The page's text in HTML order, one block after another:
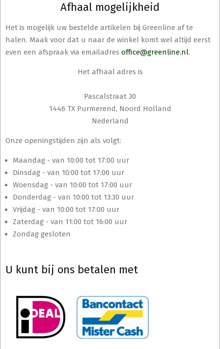
Afhaal mogelijkheid
Het is mogelijk uw bestelde artikelen bij Greenline af te
halen. Maak voor dat u naar de winkel komt wel altijd eerst
even een afspraak via emailadres office@greenline.nl.
Het afhaal adres is
Pascalstraat 30
1446 TX Purmerend, Noord Holland
Nederland
Onze openingstijden zijn als volgt:
Maandag - van 10:00 tot 17:00 uur
Dinsdag - van 10:00 tot 17:00 uur
Woensdag - van 10:00 tot 17:00 uur
Donderdag - van 10:00 tot 13:30 uur
Vrijdag - van 10:00 tot 17:00 uur
Zaterdag - van 11:00 tot 16:00 uur
Zondag gesloten
U kunt bij ons betalen met